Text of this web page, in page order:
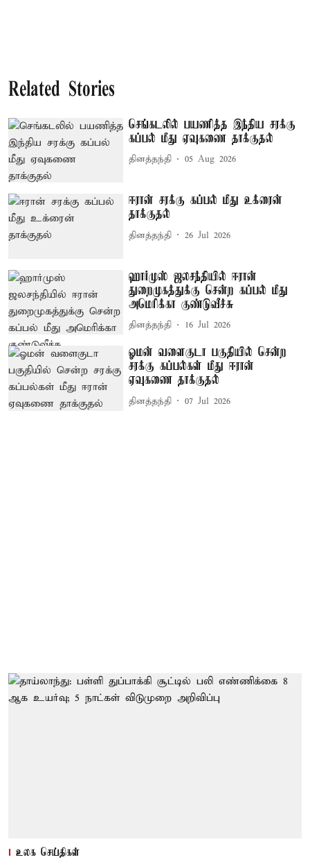
Related Stories
செங்கடலில் பயணித்த இந்திய சரக்கு
கப்பல் மீது ஏவுகணை தாக்குதல்
தினத்தந்தி 05 Aug 2026
ஈரான் சரக்கு கப்பல் மீது உக்ரைன்
தாக்குதல்
தினத்தந்தி 26 Jul 2026
ஹார்முஸ் ஜலசந்தியில் ஈரான்
துறைமுகத்துக்கு சென்ற கப்பல் மீது
அமெரிக்கா குண்டுவீச்சு
தினத்தந்தி 16 Jul 2026
ஓமன் வளைகுடா பகுதியில் சென்ற
சரக்கு கப்பல்கள் மீது ஈரான்
ஏவுகணை தாக்குதல்
தினத்தந்தி 07 Jul 2026
உலக செய்திகள்